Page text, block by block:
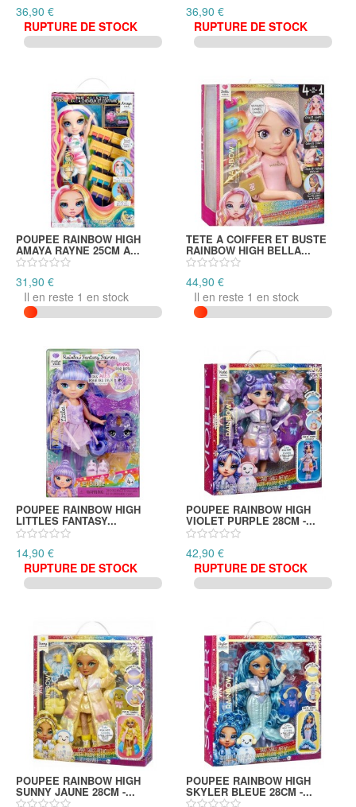
36,90 €
RUPTURE DE STOCK
36,90 €
RUPTURE DE STOCK
POUPEE RAINBOW HIGH
AMAYA RAYNE 25CM A...
31,90 €
Il en reste 1 en stock
TETE A COIFFER ET BUSTE
RAINBOW HIGH BELLA...
44,90 €
Il en reste 1 en stock
POUPEE RAINBOW HIGH
LITTLES FANTASY...
14,90 €
RUPTURE DE STOCK
POUPEE RAINBOW HIGH
VIOLET PURPLE 28CM -...
42,90 €
RUPTURE DE STOCK
POUPEE RAINBOW HIGH
SUNNY JAUNE 28CM -...
POUPEE RAINBOW HIGH
SKYLER BLEUE 28CM -...